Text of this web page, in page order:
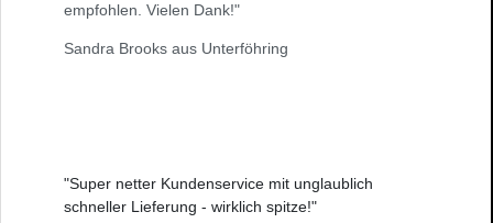
empfohlen. Vielen Dank!"
Sandra Brooks aus Unterföhring
"Super netter Kundenservice mit unglaublich
schneller Lieferung - wirklich spitze!"